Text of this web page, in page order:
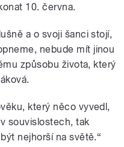
10. června.
a o svoji šanci stojí,
nebude mít jinou
způsobu života, který
který něco vyvedl,
souvislostech, tak
nejhorší na světě.“